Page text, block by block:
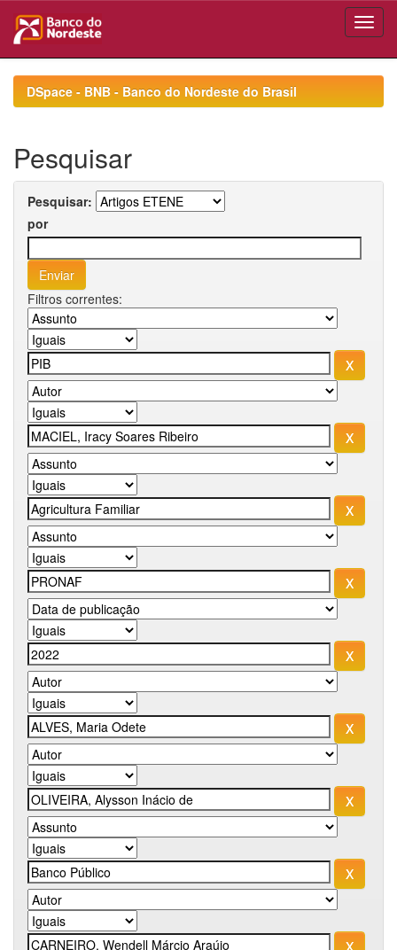
navigationDSpace - BNB - Banco do Nordeste do Brasil
Pesquisar
Pesquisar:
por
Filtros correntes: